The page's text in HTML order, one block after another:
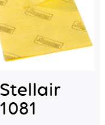
Stellair
1081